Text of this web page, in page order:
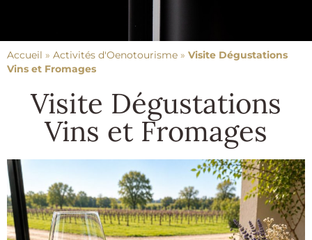
Accueil » Activités d'Oenotourisme » Visite Dégustations
Vins et Fromages
Visite Dégustations
Vins et Fromages